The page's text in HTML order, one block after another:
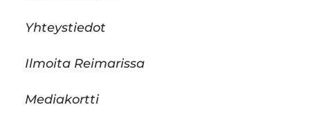
Yhteystiedot
Ilmoita Reimarissa
Mediakortti